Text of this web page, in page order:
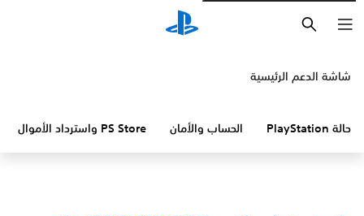
شاشة الدعم الرئيسية
حالة PlayStation الحساب والأمان PS Store واسترداد الأموال